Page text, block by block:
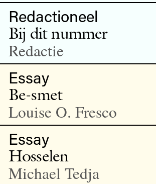
Redactioneel
Bij dit nummer
Redactie
Essay
Be-smet
Louise O. Fresco
Essay
Hosselen
Michael Tedja